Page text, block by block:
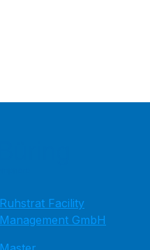
Ruhstrat Facility
Management GmbH